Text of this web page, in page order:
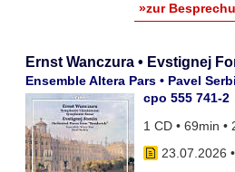
»zur
Ernst Wanczura • Evstignej
Ensemble Altera Pars • Pavel
cpo 555 741-2
1 CD • 69min •
23.07.2026 •